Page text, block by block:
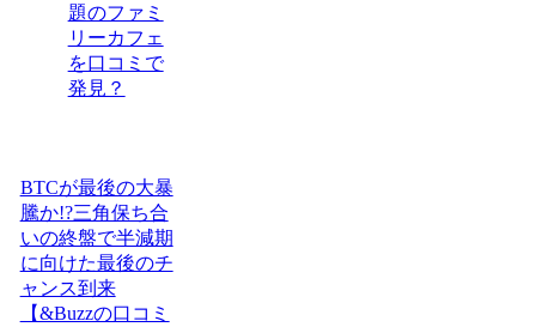
題のファミ
リーカフェ
を口コミで
発見？
BTCが最後の大暴
騰か!?三角保ち合
いの終盤で半減期
に向けた最後のチ
ャンス到来
【&Buzzの口コミ